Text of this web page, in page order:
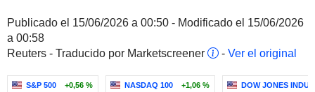
Publicado el 15/06/2026 a 00:50 - Modificado el 15/06/2026
a 00:58
Reuters - Traducido por Marketscreener
- Ver el original
S&P 500 +0,56 % NASDAQ 100 +1,06 % DOW JONES